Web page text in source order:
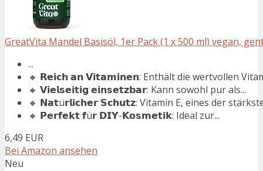
GreatVita Mandel Basisöl, 1er Pack (1 x 500 ml) vegan,
...
🔸 𝗥𝗲𝗶𝗰𝗵 𝗮𝗻 𝗩𝗶𝘁𝗮𝗺𝗶𝗻𝗲𝗻: Enthält die wertvollen
🔸 𝗩𝗶𝗲𝗹𝘀𝗲𝗶𝘁𝗶𝗴 𝗲𝗶𝗻𝘀𝗲𝘁𝘇𝗯𝗮𝗿: Kann sowohl pur als...
🔸 𝗡𝗮𝘁ü𝗿𝗹𝗶𝗰𝗵𝗲𝗿 𝗦𝗰𝗵𝘂𝘁𝘇: Vitamin E, eines der
🔸 𝗣𝗲𝗿𝗳𝗲𝗸𝘁 𝗳ü𝗿 𝗗𝗜𝗬-𝗞𝗼𝘀𝗺𝗲𝘁𝗶𝗸: Ideal zur...
6,49 EUR
Bei Amazon ansehen
Neu